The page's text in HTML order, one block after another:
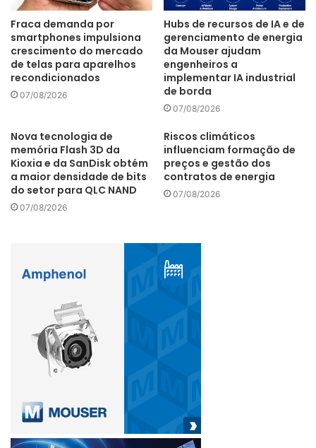
EXPECTATIVAS – A projeção da IDC Brasil para o mercado
de impressão no terceiro trimestre é de lenta recuperação.
No setor corporativo, o fôlego deverá vir do retorno das
também de projetos que foram postergados ou
congelados no primeiro semestre do ano e voltam à pauta
das empresas públicas e privadas. No varejo, após um
início de ano aquecido com demandas de volta às aulas e
IDC Brasil
Fraca demanda por
smartphones impulsiona
crescimento do mercado
de telas para aparelhos
recondicionados
07/08/2026
Hubs de recursos de IA e de
gerenciamento de energia
da Mouser ajudam
engenheiros a
implementar IA industrial
de borda
07/08/2026
Nova tecnologia de
memória Flash 3D da
Kioxia e da SanDisk obtém
a maior densidade de bits
do setor para QLC NAND
07/08/2026
Riscos climáticos
influenciam formação de
preços e gestão dos
contratos de energia
07/08/2026